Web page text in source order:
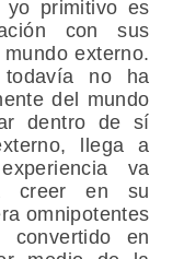
yo primitivo es
con sus
externo.
no ha
del mundo
dentro de sí
llega a
va
creer en su
omnipotentes
en